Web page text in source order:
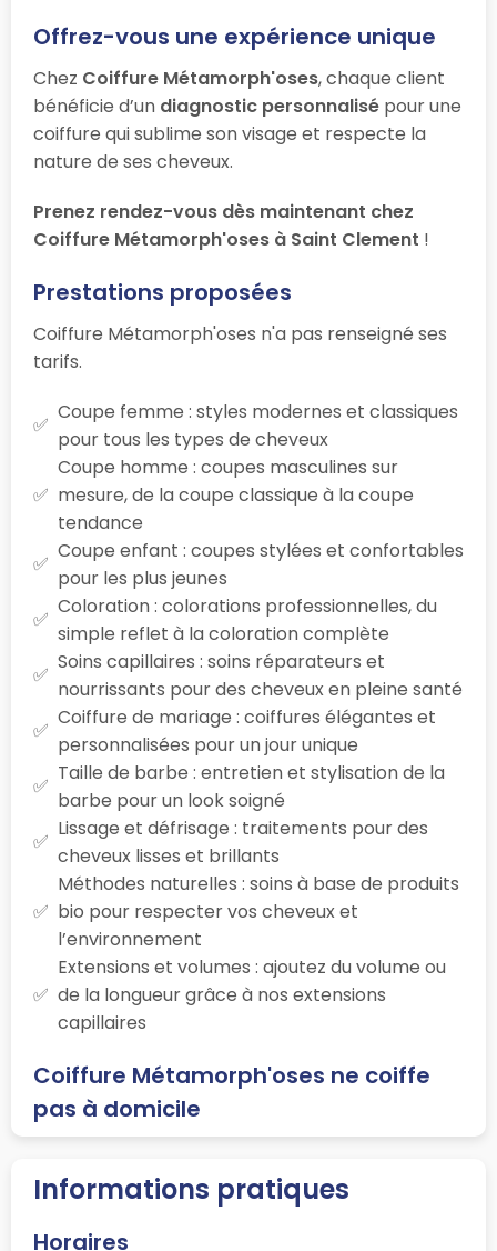
Offrez-vous une expérience unique
Chez Coiffure Métamorph'oses, chaque client
bénéficie d’un diagnostic personnalisé pour une
coiffure qui sublime son visage et respecte la
nature de ses cheveux.
Prenez rendez-vous dès maintenant chez
Coiffure Métamorph'oses à Saint Clement !
Prestations proposées
Coiffure Métamorph'oses n'a pas renseigné ses
tarifs.
Coupe femme : styles modernes et classiques
pour tous les types de cheveux
Coupe homme : coupes masculines sur
mesure, de la coupe classique à la coupe
tendance
Coupe enfant : coupes stylées et confortables
pour les plus jeunes
Coloration : colorations professionnelles, du
simple reflet à la coloration complète
Soins capillaires : soins réparateurs et
nourrissants pour des cheveux en pleine santé
Coiffure de mariage : coiffures élégantes et
personnalisées pour un jour unique
Taille de barbe : entretien et stylisation de la
barbe pour un look soigné
Lissage et défrisage : traitements pour des
cheveux lisses et brillants
Méthodes naturelles : soins à base de produits
bio pour respecter vos cheveux et
l’environnement
Extensions et volumes : ajoutez du volume ou
de la longueur grâce à nos extensions
capillaires
Coiffure Métamorph'oses ne coiffe
pas à domicile
Informations pratiques
Horaires